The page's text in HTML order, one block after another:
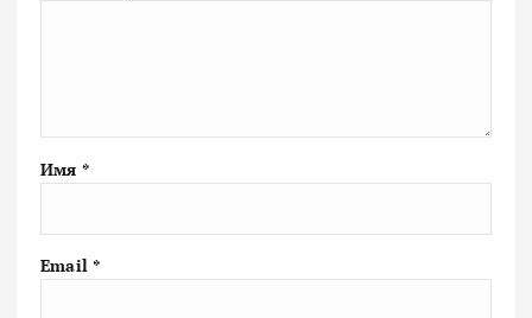
Имя *
Email *